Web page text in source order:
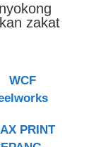
zakat